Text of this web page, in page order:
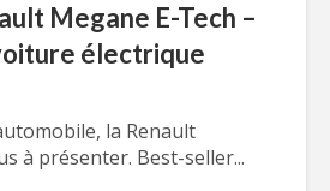
Megane E-Tech –
électrique
la Renault
à présenter. Best-seller...